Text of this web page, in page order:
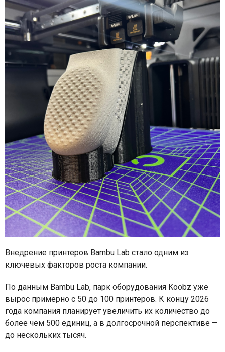
Внедрение принтеров Bambu Lab стало одним из
ключевых факторов роста компании.
По данным Bambu Lab, парк оборудования Koobz уже
вырос примерно с 50 до 100 принтеров. К концу 2026
года компания планирует увеличить их количество до
более чем 500 единиц, а в долгосрочной перспективе —
до нескольких тысяч.